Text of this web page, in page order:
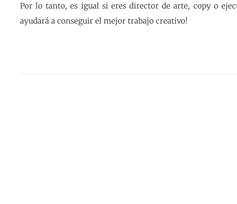
Por lo tanto, es igual si eres director de arte, copy o
ayudará a conseguir el mejor trabajo creativo!